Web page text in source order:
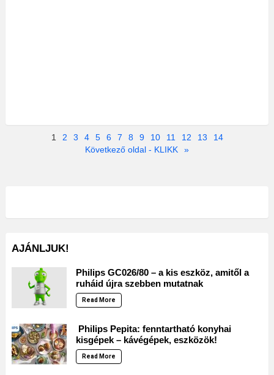
1 2 3 4 5 6 7 8 9 10 11 12 13
14
Következő oldal - KLIKK
»
AJÁNLJUK!
Philips GC026/80 – a kis eszköz, amitől a
ruháid újra szebben mutatnak
Read More
Philips Pepita: fenntartható konyhai
kisgépek – kávégépek, eszközök!
Read More